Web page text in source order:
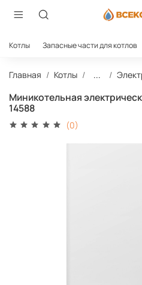
Котлы Запасные части для котлов
Главная Котлы ...
Миникотельная
14588
(0)